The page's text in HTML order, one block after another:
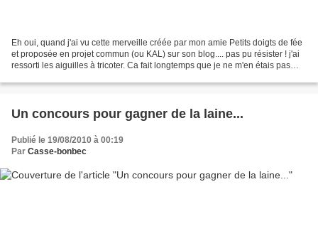
Eh oui, quand j'ai vu cette merveille créée par mon amie Petits doigts de fée
et proposée en projet commun (ou KAL) sur son blog.... pas pu résister ! j'ai
ressorti les aiguilles à tricoter. Ca fait longtemps que je ne m'en étais pas
Un concours pour gagner de la laine...
Publié le 19/08/2010 à 00:19
Par Casse-bonbec